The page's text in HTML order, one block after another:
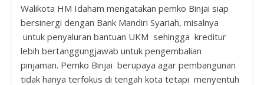
Walikota HM Idaham mengatakan pemko Binjai siap
bersinergi dengan Bank Mandiri Syariah, misalnya
untuk penyaluran bantuan UKM sehingga kreditur
lebih bertanggungjawab untuk pengembalian
pinjaman. Pemko Binjai berupaya agar pembangunan
tidak hanya terfokus di tengah kota tetapi menyentuh